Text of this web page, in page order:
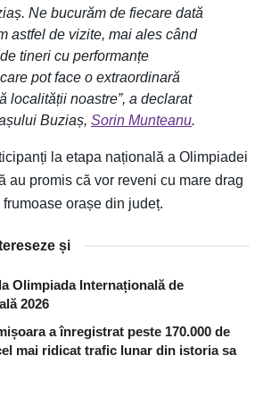
Ne bucurăm de fiecare dată
astfel de vizite, mai ales când
tineri cu performanțe
pot face o extraordinară
localității noastre”, a declarat
Buziaș, Sorin Munteanu.
la etapa națională a Olimpiadei
au promis că vor reveni cu mare drag
orașe din județ.
și
Olimpiada Internațională de
2026
a înregistrat peste 170.000 de
mai ridicat trafic lunar din istoria sa